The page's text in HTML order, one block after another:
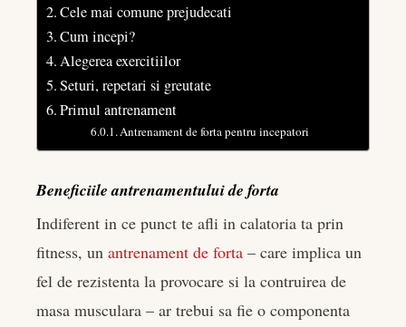
Cele mai comune prejudecati
Cum incepi?
Alegerea exercitiilor
Seturi, repetari si greutate
Primul antrenament
Antrenament de forta pentru incepatori
Beneficiile antrenamentului de forta
Indiferent in ce punct te afli in calatoria ta prin
fitness, un antrenament de forta – care implica un
fel de rezistenta la provocare si la contruirea de
masa musculara – ar trebui sa fie o componenta